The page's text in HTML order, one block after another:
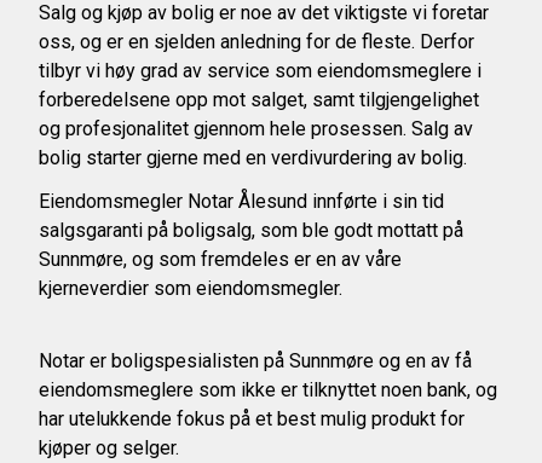
Salg og kjøp av bolig er noe av det viktigste vi foretar
oss, og er en sjelden anledning for de fleste. Derfor
tilbyr vi høy grad av service som eiendomsmeglere i
forberedelsene opp mot salget, samt tilgjengelighet
og profesjonalitet gjennom hele prosessen. Salg av
bolig starter gjerne med en verdivurdering av bolig.
Eiendomsmegler Notar Ålesund innførte i sin tid
salgsgaranti på boligsalg, som ble godt mottatt på
Sunnmøre, og som fremdeles er en av våre
kjerneverdier som eiendomsmegler.
Notar er boligspesialisten på Sunnmøre og en av få
eiendomsmeglere som ikke er tilknyttet noen bank, og
har utelukkende fokus på et best mulig produkt for
kjøper og selger.